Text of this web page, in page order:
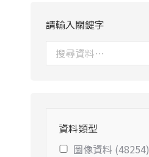
請輸入關鍵字
資料類型
圖像資料 (48254)